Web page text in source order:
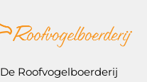
De Roofvogelboerderij